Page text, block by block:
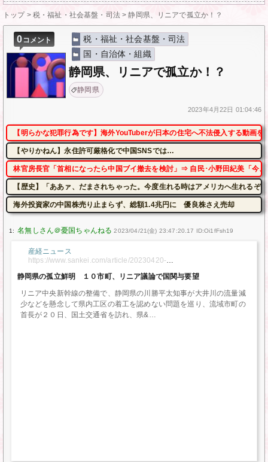
トップ> 税・福祉・社会基盤・司法>静岡県、リニアで孤立か！？
0コメント
税・福祉・社会基盤・司法
国・自治体・組織
静岡県、リニアで孤立か！？
静岡県
2023年4月22日 01:04:46
【明らかな犯罪行為です】海外YouTuberが日本の住宅へ不法侵入する動画を
【やりかねん】永住許可厳格化で中国SNSでは…
林官房長官「首相になったら中国ブイ撤去を検討」⇒ 自民･小野田紀美「今
【歴史】「ああァ、だまされちゃった。今度生れる時はアメリカへ生れる
海外投資家の中国株売り止まらず、総額1.4兆円に 優良株さえ売却
1: 2023/04/21(金) 23:47:20.17 ID:Oi1fFsh19
産経ニュース
https://www.sankei.com/article/20230420-
静岡県の孤立鮮明 １０市町、リニア議論で国関与要望
リニア中央新幹線の整備で、静岡県の川勝平太知事が大井川の流量減
少などを懸念して県内工区の着工を認めない問題を巡り、流域市町の
首長が２０日、国土交通省を訪れ、県&